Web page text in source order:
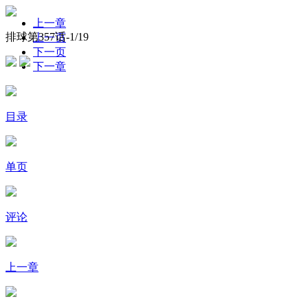
排球第357话-1/19
上一章
上一页
下一页
下一章
目录
单页
评论
上一章